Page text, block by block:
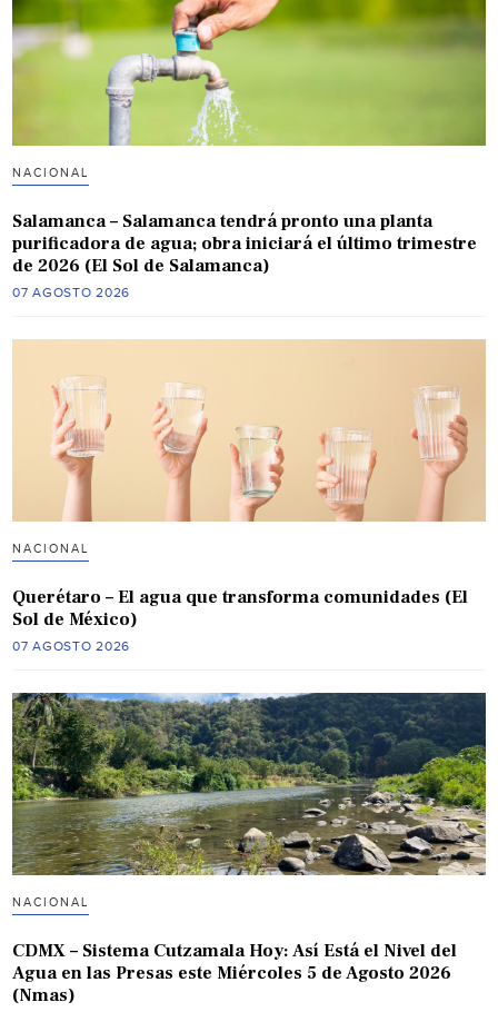
NACIONAL
Salamanca – Salamanca tendrá pronto una planta
purificadora de agua; obra iniciará el último trimestre
de 2026 (El Sol de Salamanca)
07 AGOSTO 2026
NACIONAL
Querétaro – El agua que transforma comunidades (El
Sol de México)
07 AGOSTO 2026
NACIONAL
CDMX – Sistema Cutzamala Hoy: Así Está el Nivel del
Agua en las Presas este Miércoles 5 de Agosto 2026
(Nmas)